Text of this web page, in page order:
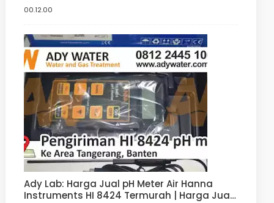
00.12.00
Ady Lab: Harga Jual pH Meter Air Hanna
Instruments HI 8424 Termurah | Harga Jual